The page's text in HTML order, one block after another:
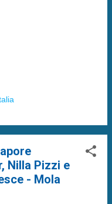
Nilla Pizzi e
- Mola